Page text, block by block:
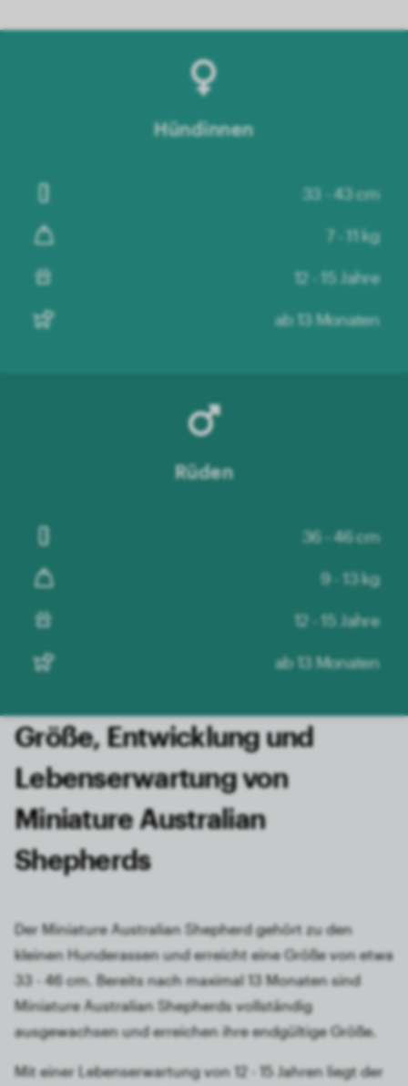
Hündinnen
33 - 43 cm
7 - 11 kg
12 - 15 Jahre
ab 13 Monaten
Rüden
36 - 46 cm
9 - 13 kg
12 - 15 Jahre
ab 13 Monaten
Größe, Entwicklung und
Lebens­erwartung von
Miniature Australian
Shepherds
Der Miniature Australian Shepherd gehört zu den
kleinen Hunderassen und erreicht eine Größe von etwa
33 - 46 cm. Bereits nach maximal 13 Monaten sind
Miniature Australian Shepherds vollständig
ausgewachsen und erreichen ihre endgültige Größe.
Mit einer Lebenserwartung von 12 - 15 Jahren liegt der